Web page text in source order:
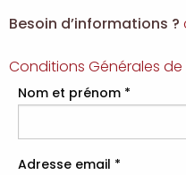
Besoin d’informations ?
Conditions Générales
Nom et prénom *
Adresse email *